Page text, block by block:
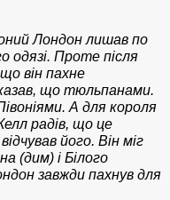
Лондон лишав по
одязі. Проте після
він пахне
що тюльпанами.
А для короля
радів, що це
його. Він міг
(дим) і Білого
завжди пахнув для